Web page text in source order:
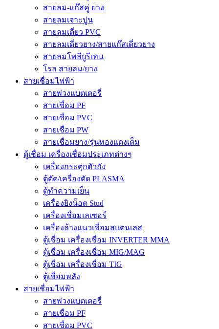
สายลม-แก๊สคู่ ยาง
สายลมเจาะปูน
สายลมเดี่ยว PVC
สายลมเดี่ยวยาง/สายแก๊สเดี่ยวยาง
สายลมโพลียูรีเทน
โรล สายลม/ยาง
สายเชื่อมไฟฟ้า
สายพ่วงแบตเตอรี่
สายเชื่อม PF
สายเชื่อม PVC
สายเชื่อม PW
สายเชื่อมยาง/รุ่นทองแดงเต็ม
ตู้เชื่อม เครื่องเชื่อมประเภทต่างๆ
เครื่องกระตุกตัวถัง
ตู้ตัด/เครื่องตัด PLASMA
ตู้ทำความเย็น
เครื่องยิงน็อต Stud
เครื่องเชื่อมเลเซอร์
เครื่องล้างแนวเชื่อมสแตนเลส
ตู้เชื่อม เครื่องเชื่อม INVERTER MMA
ตู้เชื่อม เครื่องเชื่อม MIG/MAG
ตู้เชื่อม เครื่องเชื่อม TIG
ตู้เชื่อมพลัง
สายเชื่อมไฟฟ้า
สายพ่วงแบตเตอรี่
สายเชื่อม PF
สายเชื่อม PVC